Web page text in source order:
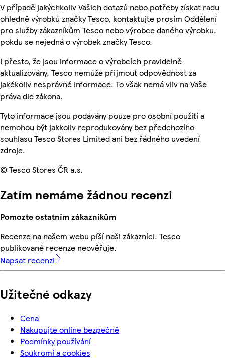
V případě jakýchkoliv Vašich dotazů nebo potřeby získat radu
ohledně výrobků značky Tesco, kontaktujte prosím Oddělení
pro služby zákazníkům Tesco nebo výrobce daného výrobku,
pokdu se nejedná o výrobek značky Tesco.
I přesto, že jsou informace o výrobcích pravidelně
aktualizovány, Tesco nemůže přijmout odpovědnost za
jakékoliv nesprávné informace. To však nemá vliv na Vaše
práva dle zákona.
Tyto informace jsou podávány pouze pro osobní použití a
nemohou být jakkoliv reprodukovány bez předchozího
souhlasu Tesco Stores Limited ani bez řádného uvedení
zdroje.
© Tesco Stores ČR a.s.
Zatím nemáme žádnou recenzi
Pomozte ostatním zákazníkům
Recenze na našem webu píší naši zákazníci. Tesco
publikované recenze neověřuje.
Napsat recenzi
Užitečné odkazy
Cena
Nakupujte online bezpečně
Podmínky používání
Soukromí a cookies